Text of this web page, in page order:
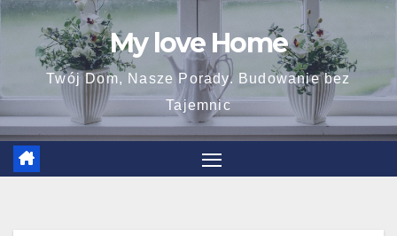
Skip
content
My love Home
Twój Dom, Nasze Porady. Budowanie bez
Tajemnic